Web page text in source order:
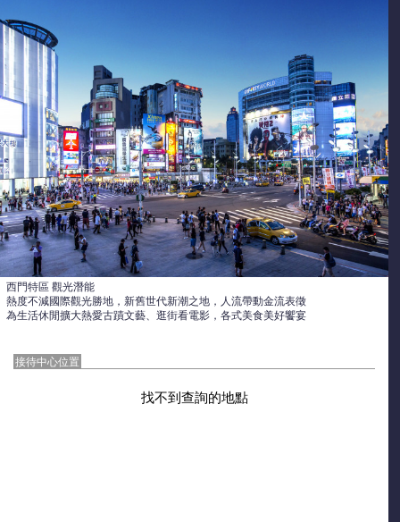
西門特區 觀光潛能
熱度不減國際觀光勝地，新舊世代新潮之地，人流帶動金流表徵
為生活休閒擴大熱愛古蹟文藝、逛街看電影，各式美食美好饗宴
接待中心位置
找不到查詢的地點